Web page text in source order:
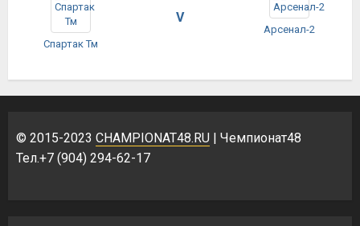
Спартак Тм
V
Арсенал-2
© 2015-2023 CHAMPIONAT48.RU | Чемпионат48
Тел.+7 (904) 294-62-17